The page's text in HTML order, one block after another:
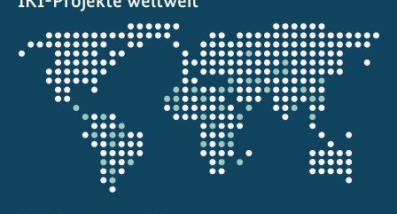
r
b
o
n
i
s
Öffnet
die
Projektkarte